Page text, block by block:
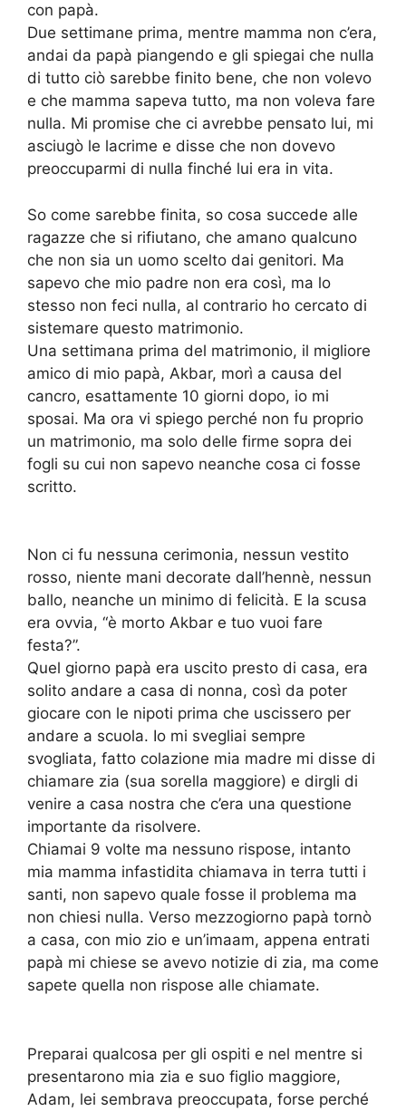
con papà.
Due settimane prima, mentre mamma non c’era,
andai da papà piangendo e gli spiegai che nulla
di tutto ciò sarebbe finito bene, che non volevo
e che mamma sapeva tutto, ma non voleva fare
nulla. Mi promise che ci avrebbe pensato lui, mi
asciugò le lacrime e disse che non dovevo
preoccuparmi di nulla finché lui era in vita.
So come sarebbe finita, so cosa succede alle
ragazze che si rifiutano, che amano qualcuno
che non sia un uomo scelto dai genitori. Ma
sapevo che mio padre non era così, ma lo
stesso non feci nulla, al contrario ho cercato di
sistemare questo matrimonio.
Una settimana prima del matrimonio, il migliore
amico di mio papà, Akbar, morì a causa del
cancro, esattamente 10 giorni dopo, io mi
sposai. Ma ora vi spiego perché non fu proprio
un matrimonio, ma solo delle firme sopra dei
fogli su cui non sapevo neanche cosa ci fosse
scritto.
Non ci fu nessuna cerimonia, nessun vestito
rosso, niente mani decorate dall’hennè, nessun
ballo, neanche un minimo di felicità. E la scusa
era ovvia, “è morto Akbar e tuo vuoi fare
festa?”.
Quel giorno papà era uscito presto di casa, era
solito andare a casa di nonna, così da poter
giocare con le nipoti prima che uscissero per
andare a scuola. Io mi svegliai sempre
svogliata, fatto colazione mia madre mi disse di
chiamare zia (sua sorella maggiore) e dirgli di
venire a casa nostra che c’era una questione
importante da risolvere.
Chiamai 9 volte ma nessuno rispose, intanto
mia mamma infastidita chiamava in terra tutti i
santi, non sapevo quale fosse il problema ma
non chiesi nulla. Verso mezzogiorno papà tornò
a casa, con mio zio e un’imaam, appena entrati
papà mi chiese se avevo notizie di zia, ma come
sapete quella non rispose alle chiamate.
Preparai qualcosa per gli ospiti e nel mentre si
presentarono mia zia e suo figlio maggiore,
Adam, lei sembrava preoccupata, forse perché